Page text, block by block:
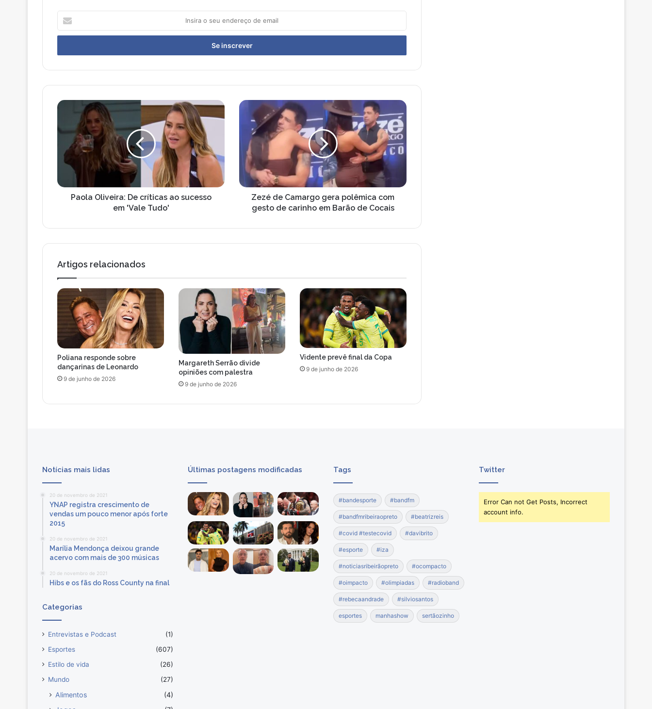
seu
de
Paola
críticas
sucesso
em
Tudo'
Paola Oliveira: De críticas ao sucesso
em 'Vale Tudo'
Zezé
Camargo
gera
polêmica
com
gesto
carinho
Barão
Cocais
Zezé de Camargo gera polêmica com
gesto de carinho em Barão de Cocais
Artigos relacionados
Poliana responde sobre
dançarinas de Leonardo
9 de junho de 2026
Margareth Serrão divide
opiniões com palestra
9 de junho de 2026
Vidente prevê final da Copa
9 de junho de 2026
Notícias mais lidas
20 de novembro de 2021
YNAP registra crescimento de
vendas um pouco menor após forte
2015
20 de novembro de 2021
Marília Mendonça deixou grande
acervo com mais de 300 músicas
20 de novembro de 2021
Hibs e os fãs do Ross County na final
Categorias
Entrevistas e Podcast
(1)
Esportes
(607)
Estilo de vida
(26)
Mundo
(27)
Alimentos
(4)
Últimas postagens modificadas Tags
#bandesporte #bandfm
#bandfmribeiraopreto #beatrizreis
#covid #testecovid #davibrito
#esporte #iza
#noticiasribeirãopreto #ocompacto
#oimpacto #olimpiadas #radioband
#rebecaandrade #silviosantos
esportes manhashow sertãozinho
Twitter
Error Can not Get Posts, Incorrect
account info.